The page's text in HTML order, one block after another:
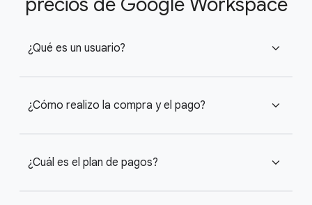
¿Qué es un usuario? expand_more
¿Cómo realizo la compra y el pago? expand_more
¿Cuál es el plan de pagos? expand_more